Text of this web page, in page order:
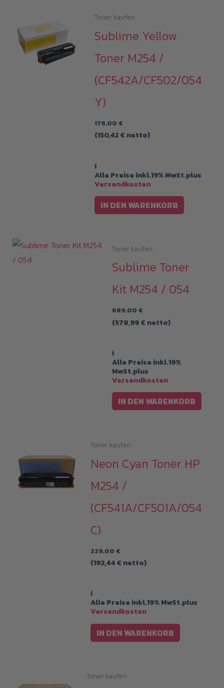
Toner kaufen
Sublime Yellow
Toner M254 /
(CF542A/CF502/054
Y)
179,00 €
(150,42€ netto)
i
Alle Preise inkl.19% MwSt.plus
Versandkosten
IN DEN WARENKORB
Toner kaufen
Sublime Toner
Kit M254 / 054
689,00 €
(578,99€ netto)
i
Alle Preise inkl.19%
MwSt.plus
Versandkosten
IN DEN WARENKORB
Toner kaufen
Neon Cyan Toner HP
M254 /
(CF541A/CF501A/054
C)
229,00 €
(192,44€ netto)
i
Alle Preise inkl.19% MwSt.plus
Versandkosten
IN DEN WARENKORB
Toner kaufen